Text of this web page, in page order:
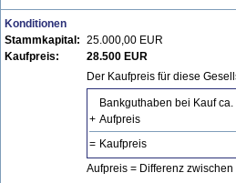
Konditionen
Stammkapital: 25.000,00 EUR
Kaufpreis:
28.500 EUR
Der Kaufpreis für diese
Bankguthaben bei Kauf ca.
+ Aufpreis
= Kaufpreis
Aufpreis = Differenz